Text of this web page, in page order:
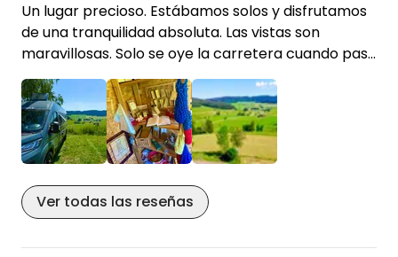
Un lugar precioso. Estábamos solos y disfrutamos
de una tranquilidad absoluta. Las vistas son
maravillosas. Solo se oye la carretera cuando pasa
una moto ruidosa; por lo demás, solo se oyen los
cencerros de las vacas. La cobertura del móvil es
bastante mala, pero a nosotros nos resultó muy
agradable. La tiendecita de la granja ofrece una
gran variedad de productos. La salchicha «Lyoner»
casera de la tiendecita estaba riquísima. También
compramos astillas de madera para la hoguera.
Justo al lado de las parcelas hay una zona para
hacer fuego.
Ver todas las reseñas